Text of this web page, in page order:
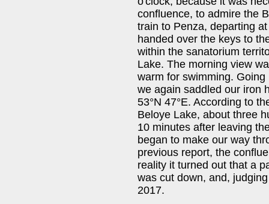
confluence, to admire the
train to Penza, departing
handed over the keys to
within the sanatorium
Lake. The morning view
warm for swimming.
we again saddled our iron
53°N 47°E. According to
Beloye Lake, about three
10 minutes after leaving
began to make our way
previous report, the
reality it turned out that a
was cut down, and,
2017.